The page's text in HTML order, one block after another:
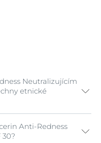
Neutralizujícím
etnické
zarudnutí u
Anti-Redness